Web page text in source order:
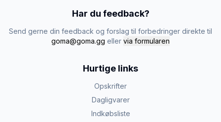
Har du feedback?
Send gerne din feedback og forslag til forbedringer direkte til
goma@goma.gg eller via formularen
Hurtige links
Opskrifter
Dagligvarer
Indkøbsliste